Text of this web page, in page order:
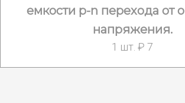
емкости p-n перехода от
напряжения.
1 шт. ₽ 7